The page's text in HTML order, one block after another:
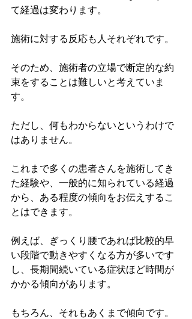
て経過は変わります。
施術に対する反応も人それぞれです。
そのため、施術者の立場で断定的な約
束をすることは難しいと考えていま
す。
ただし、何もわからないというわけで
はありません。
これまで多くの患者さんを施術してき
た経験や、一般的に知られている経過
から、ある程度の傾向をお伝えするこ
とはできます。
例えば、ぎっくり腰であれば比較的早
い段階で動きやすくなる方が多いです
し、長期間続いている症状ほど時間が
かかる傾向があります。
もちろん、それもあくまで傾向です。